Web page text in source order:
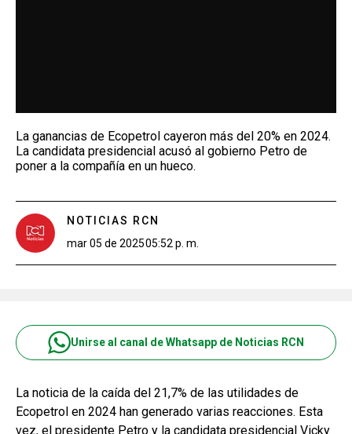
La ganancias de Ecopetrol cayeron más del 20% en 2024.
La candidata presidencial acusó al gobierno Petro de
poner a la compañía en un hueco.
NOTICIAS RCN
mar 05 de 202505:52 p. m.
Unirse al canal de Whatsapp de Noticias RCN
La noticia de la caída del 21,7% de las utilidades de
Ecopetrol en 2024 han generado varias reacciones. Esta
vez, el presidente Petro y la candidata presidencial Vicky